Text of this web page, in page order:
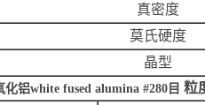
真密度
莫氏硬度
晶型
化铝white fused alumina #280目 粒